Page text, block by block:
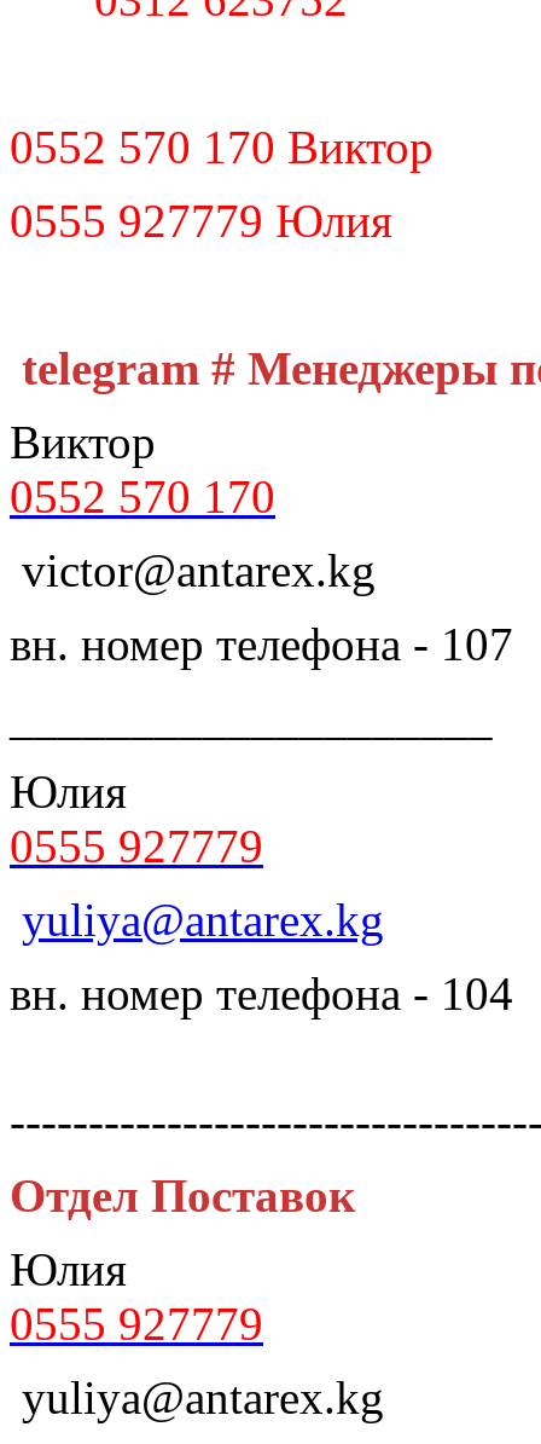
0552 570 170 Виктор
0555 927779 Юлия
telegram # Менеджеры
Виктор
0552 570 170
victor@antarex.kg
вн. номер телефона - 107
Юлия
0555 927779
yuliya@antarex.kg
вн. номер телефона - 104
Отдел Поставок
Юлия
0555 927779
yuliya@antarex.kg